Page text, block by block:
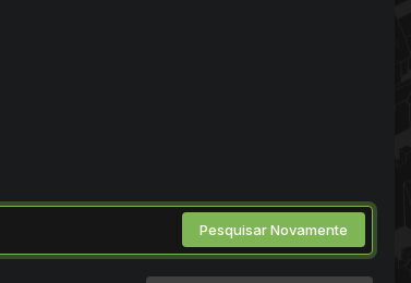
Pesquisar Novamente